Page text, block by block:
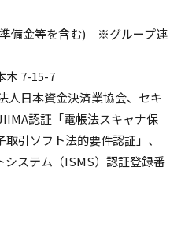
準備金等を含む) ※グループ連
木 7-15-7
人日本資金決済業協会、セキ
認証「電帳法スキャナ保
引ソフト法的要件認証」、
ステム（ISMS）認証登録番